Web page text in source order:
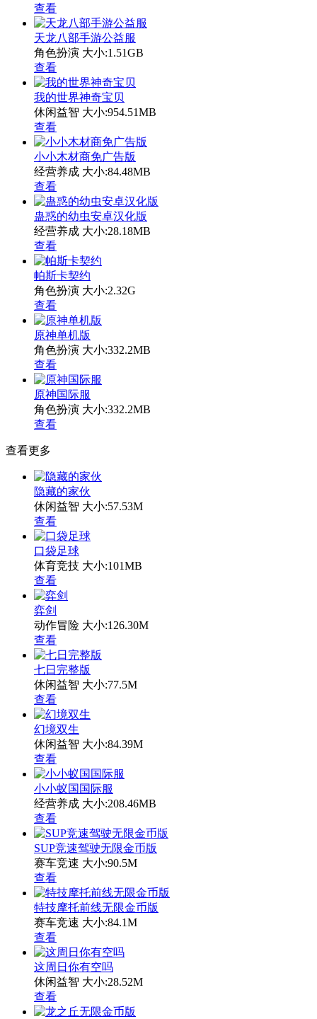
查看
天龙八部手游公益服
角色扮演 大小:1.51GB
查看
我的世界神奇宝贝
休闲益智 大小:954.51MB
查看
小小木材商免广告版
经营养成 大小:84.48MB
查看
蛊惑的幼虫安卓汉化版
经营养成 大小:28.18MB
查看
帕斯卡契约
角色扮演 大小:2.32G
查看
原神单机版
角色扮演 大小:332.2MB
查看
原神国际服
角色扮演 大小:332.2MB
查看
查看更多
隐藏的家伙
休闲益智 大小:57.53M
查看
口袋足球
体育竞技 大小:101MB
查看
弈剑
动作冒险 大小:126.30M
查看
七日完整版
休闲益智 大小:77.5M
查看
幻境双生
休闲益智 大小:84.39M
查看
小小蚁国国际服
经营养成 大小:208.46MB
查看
SUP竞速驾驶无限金币版
赛车竞速 大小:90.5M
查看
特技摩托前线无限金币版
赛车竞速 大小:84.1M
查看
这周日你有空吗
休闲益智 大小:28.52M
查看